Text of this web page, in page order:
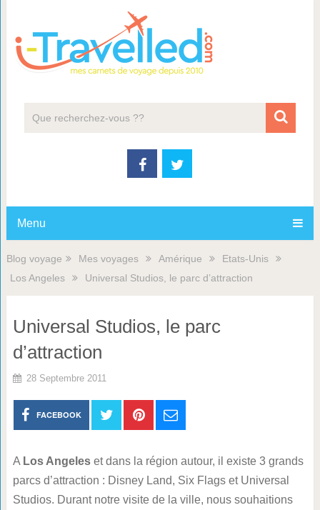
Menu
Blog voyage Mes voyages Amérique
Etats-Unis
Los Angeles
Universal Studios, le parc d’attraction
Universal Studios, le parc
d’attraction
28 Septembre 2011
FACEBOOK
A Los Angeleset dans la région autour, il existe 3 grands
parcs d’attraction : Disney Land, Six Flags et Universal
Studios. Durant notre visite de la ville, nous souhaitions